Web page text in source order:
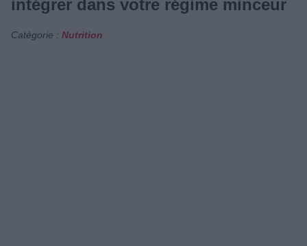
intégrer dans votre régime minceur
Catégorie : Nutrition